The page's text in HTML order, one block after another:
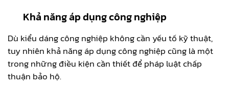
Khả năng áp dụng công nghiệp
Dù kiểu dáng công nghiệp không cần yếu tố kỹ thuật,
tuy nhiên khả năng áp dụng công nghiệp cũng là một
trong những điều kiện cần thiết để pháp luật chấp
thuận bảo hộ.